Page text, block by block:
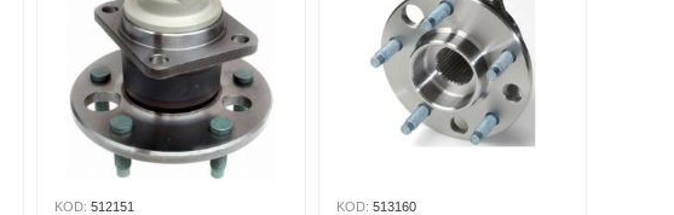
KOD: 512151 KOD: 513160